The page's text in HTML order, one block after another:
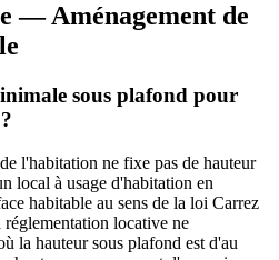
— Aménagement de
sous plafond pour
l'habitation ne fixe pas de hauteur
local à usage d'habitation en
habitable au sens de la loi Carrez
locative ne
la hauteur sous plafond est d'au